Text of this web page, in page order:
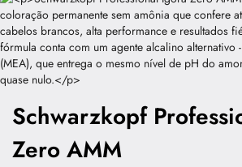
Schwarzkopf
Zero AMM